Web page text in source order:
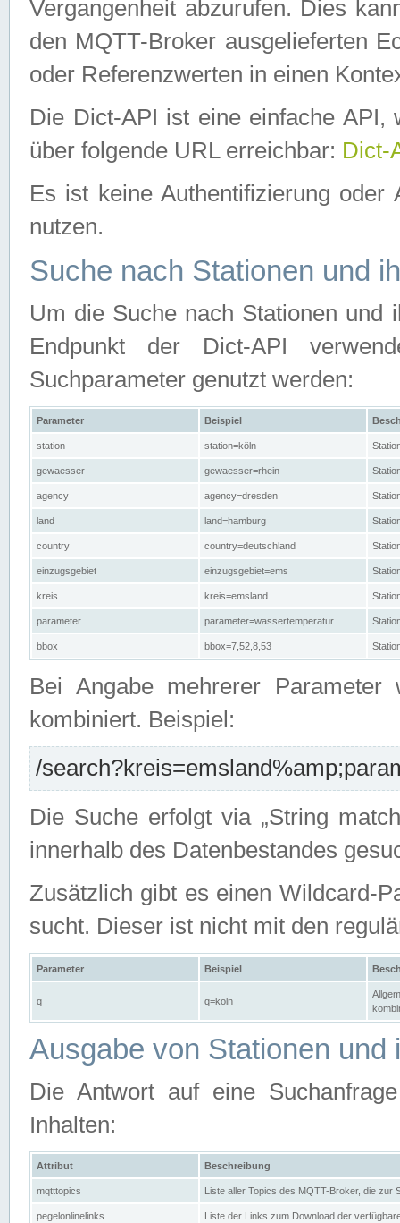
Vergangenheit abzurufen. Dies
den MQTT-Broker ausgelieferten
oder Referenzwerten in einen
Die Dict-API ist eine einfache API,
über folgende URL erreichbar: Dict-
Es ist keine Authentifizierung
nutzen.
Suche nach Stationen und
Um die Suche nach Stationen und
Endpunkt der Dict-API
Suchparameter genutzt werden:
Parameter Beispiel
station station=köln
gewaesser gewaesser=rhein
agency agency=dresden
land land=hamburg
country country=deutschland
einzugsgebiet einzugsgebiet=ems
kreis kreis=emsland
parameter parameter=wassertemperatur
bbox bbox=7,52,8,53
Bei Angabe mehrerer Parameter
kombiniert. Beispiel:
/
Die Suche erfolgt via „String
innerhalb des Datenbestandes
Zusätzlich gibt es einen Wildcard-
sucht. Dieser ist nicht mit den
Parameter Beispiel
q q=köln
Ausgabe von Stationen und
Die Antwort auf eine
Inhalten:
Attribut Beschreibung
mqtttopics Liste aller Topics des MQTT-Broker, die zur
pegelonlinelinks Liste der Links zum Download der